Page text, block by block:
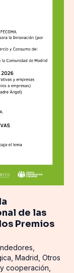
de las
Premios
Madrid Otros
cooperación